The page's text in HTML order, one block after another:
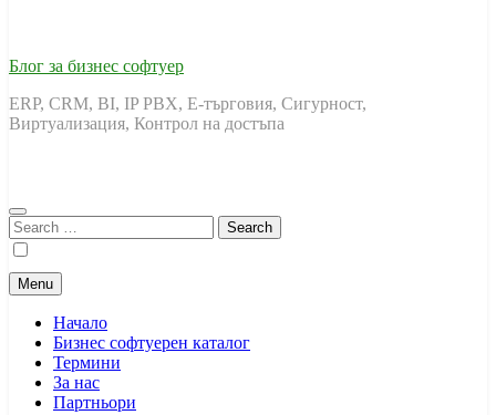
Блог за бизнес софтуер
ERP, CRM, BI, IP PBX, Е-търговия, Сигурност,
Виртуализация, Контрол на достъпа
Search
for:
Menu
Начало
Бизнес софтуерен каталог
Термини
За нас
Партньори